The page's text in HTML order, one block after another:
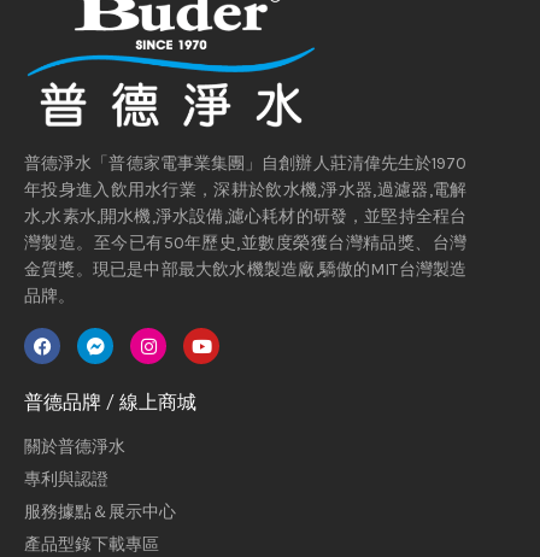
普德淨水「普德家電事業集團」自創辦人莊清偉先生於1970
年投身進入飲用水行業，深耕於飲水機,淨水器,過濾器,電解
水,水素水,開水機,淨水設備,濾心耗材的研發，並堅持全程台
灣製造。至今已有50年歷史,並數度榮獲台灣精品獎、台灣
金質獎。現已是中部最大飲水機製造廠,驕傲的MIT台灣製造
品牌。
普德品牌 / 線上商城
關於普德淨水
專利與認證
服務據點＆展示中心
產品型錄下載專區